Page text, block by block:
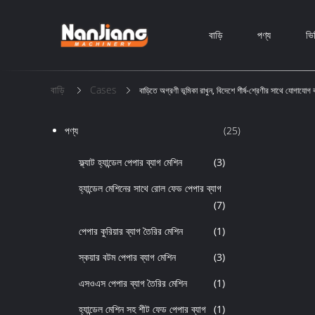
বাড়ি পণ্য
বাড়ি Cases বাড়িতে অগ্রণী ভূমিকা রাখুন, বিদেশে শীর্ষ-শ্রেণীর সাথে
পণ্য (25)
ফ্ল্যাট হ্যান্ডেল পেপার ব্যাগ মেশিন
(3)
হ্যান্ডেল মেশিনের সাথে রোল ফেড পেপার ব্যাগ
(7)
পেপার কুরিয়ার ব্যাগ তৈরির মেশিন
(1)
স্কয়ার বটম পেপার ব্যাগ মেশিন
(3)
এসওএস পেপার ব্যাগ তৈরির মেশিন
(1)
হ্যান্ডেল মেশিন সহ শীট ফেড পেপার ব্যাগ (1)